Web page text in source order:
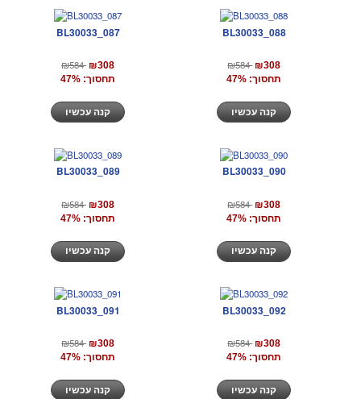
BL30033_087
₪584 ₪308
תחסוך: 47%
BL30033_088
₪584 ₪308
תחסוך: 47%
BL30033_089
₪584 ₪308
תחסוך: 47%
BL30033_090
₪584 ₪308
תחסוך: 47%
BL30033_091
₪584 ₪308
תחסוך: 47%
BL30033_092
₪584 ₪308
תחסוך: 47%